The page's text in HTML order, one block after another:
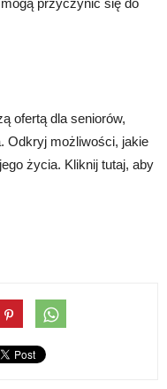
przyczynić się do
ofertą dla seniorów,
Odkryj możliwości, jakie
życia. Kliknij tutaj, aby